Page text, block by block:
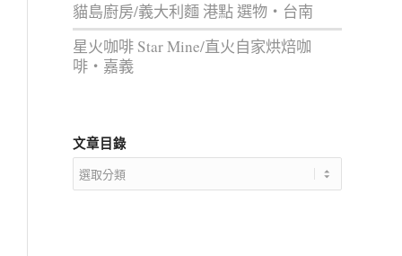
貓島廚房/義大利麵 港點 選物‧台南
星火咖啡 Star Mine/直火自家烘焙咖
啡‧嘉義
文章目錄
文
章